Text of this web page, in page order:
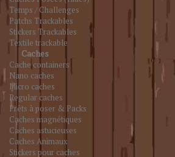
Temps / Challenges
Patchs Trackables
Stickers Trackables
Textile trackable
Caches
Cache containers
Nano caches
Micro caches
Regular caches
Prêts à poser & Packs
Caches magnétiques
Caches astucieuses
Caches Animaux
Stickers pour caches